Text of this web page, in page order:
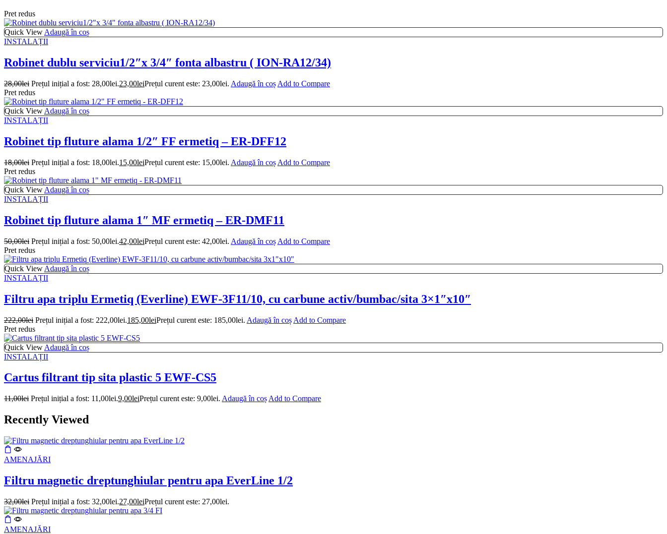
Pret redus
Quick View Adaugă în coș
INSTALAȚII
Robinet dublu serviciu1/2″x 3/4″ fonta albastru ( ION-RA12/34)
28,00lei Prețul inițial a fost: 28,00lei.23,00leiPrețul curent este: 23,00lei. Adaugă în coș Add to Compare
Pret redus
Quick View Adaugă în coș
INSTALAȚII
Robinet tip fluture alama 1/2″ FF ermetiq – ER-DFF12
18,00lei Prețul inițial a fost: 18,00lei.15,00leiPrețul curent este: 15,00lei. Adaugă în coș Add to Compare
Pret redus
Quick View Adaugă în coș
INSTALAȚII
Robinet tip fluture alama 1″ MF ermetiq – ER-DMF11
50,00lei Prețul inițial a fost: 50,00lei.42,00leiPrețul curent este: 42,00lei. Adaugă în coș Add to Compare
Pret redus
Quick View Adaugă în coș
INSTALAȚII
Filtru apa triplu Ermetiq (Everline) EWF-3F11/10, cu carbune activ/bumbac/sita 3×1″x10″
222,00lei Prețul inițial a fost: 222,00lei.185,00leiPrețul curent este: 185,00lei. Adaugă în coș Add to Compare
Pret redus
Quick View Adaugă în coș
INSTALAȚII
Cartus filtrant tip sita plastic 5 EWF-CS5
11,00lei Prețul inițial a fost: 11,00lei.9,00leiPrețul curent este: 9,00lei. Adaugă în coș Add to Compare
Recently Viewed
AMENAJĂRI
Filtru magnetic dreptunghiular pentru apa EverLine 1/2
32,00lei Prețul inițial a fost: 32,00lei.27,00leiPrețul curent este: 27,00lei.
AMENAJĂRI